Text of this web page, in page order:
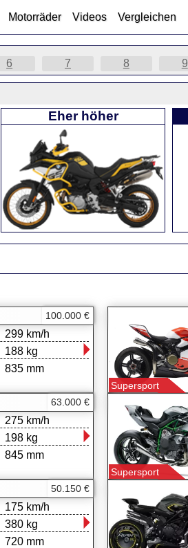
Motorräder Videos Vergleichen
6 7 8 9
Eher höher
100.000 €
299 km/h
188 kg
835 mm
Supersport
63.000 €
275 km/h
198 kg
845 mm
Supersport
50.150 €
175 km/h
380 kg
720 mm